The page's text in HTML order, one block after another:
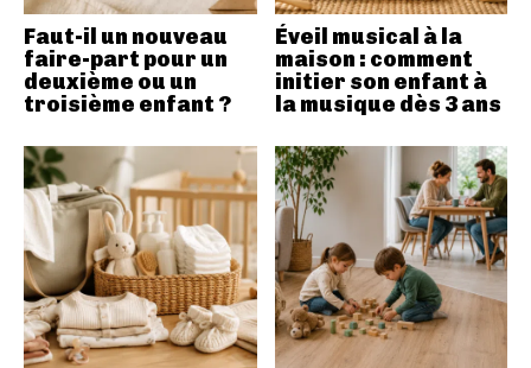
Faut-il un nouveau
faire-part pour un
deuxième ou un
troisième enfant ?
Éveil musical à la
maison : comment
initier son enfant à
la musique dès 3 ans